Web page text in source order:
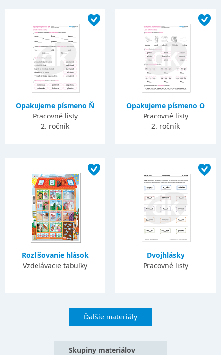
Opakujeme písmeno Ň
Pracovné listy
2. ročník
Opakujeme písmeno O
Pracovné listy
2. ročník
Rozlišovanie hlások
Vzdelávacie tabuľky
Dvojhlásky
Pracovné listy
Ďalšie materiály
Skupiny materiálov